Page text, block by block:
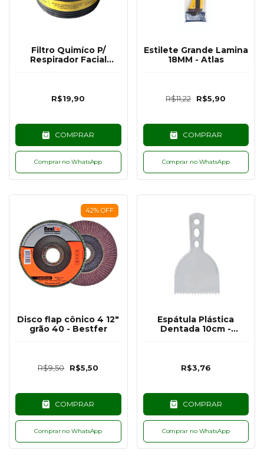
Filtro Quimíco P/
Respirador Facial
R$19,90
COMPRAR
Comprar no WhatsApp
Estilete Grande Lamina
18MM - Atlas
R$11,22 R$5,90
COMPRAR
Comprar no WhatsApp
42% OFF
Disco flap cônico 4 12"
grão 40 - Bestfer
R$9,50 R$5,50
COMPRAR
Comprar no WhatsApp
Espátula Plástica
Dentada 10cm -
R$3,76
COMPRAR
Comprar no WhatsApp